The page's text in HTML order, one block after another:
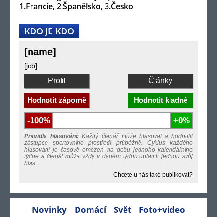
1.Francie, 2.Španělsko, 3.Česko
KDO JE KDO
[name]
[job]
Profil Články
Hodnotit záporně Hodnotit kladně
-100% +0%
Pravidla hlasování:Každý čtenář může hlasovat a hodnotit
zástupce sportovního prostředí průběžně. Cyklus každého
hlasování je časově omezen na dobu jednoho kalendářního
týdne a čtenář může vždy v daném týdnu uplatnit jednou svůj
hlas.
Chcete u nás také publikovat?
Novinky Domácí Svět Foto+video